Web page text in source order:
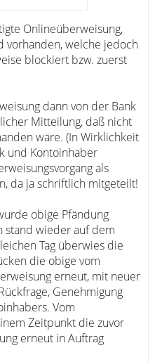
Onlineüberweisung,
vorhanden, welche jedoch
blockiert bzw. zuerst
dann von der Bank
Mitteilung, daß nicht
wäre. (In Wirklichkeit
und Kontoinhaber
als
da ja schriftlich mitgeteilt!
obige Pfändung
stand wieder auf dem
Tag überwies die
die obige vom
erneut, mit neuer
Genehmigung
Vom
Zeitpunkt die zuvor
erneut in Auftrag